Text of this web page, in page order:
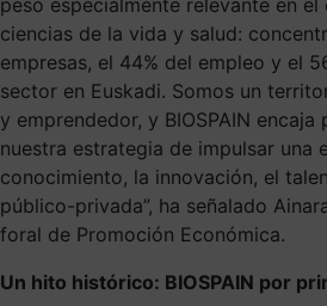
ciencias de la vida y salud:
empresas, el 44% del empleo y el
sector en Euskadi. Somos un
y emprendedor, y BIOSPAIN encaja
nuestra estrategia de impulsar una
conocimiento, la innovación, el
público-privada”, ha señalado
foral de Promoción Económica.
Un hito histórico: BIOSPAIN por